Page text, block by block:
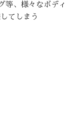
等、様々なボディ
てしまう